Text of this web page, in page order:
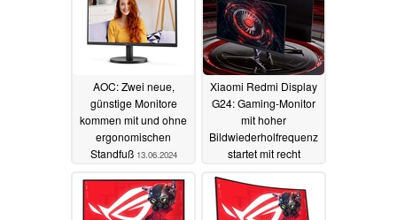
AOC: Zwei neue,
günstige Monitore
kommen mit und ohne
ergonomischen
Standfuß 13.06.2024
Xiaomi Redmi Display
G24: Gaming-Monitor
mit hoher
Bildwiederholfrequenz
startet mit recht
Farbdarstellung zum
kleinen Preis19.05.2024